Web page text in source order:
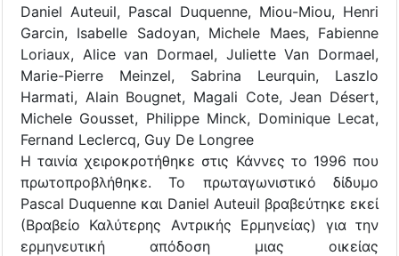
Daniel Auteuil, Pascal Duquenne, Miou-Miou, Henri
Garcin, Isabelle Sadoyan, Michele Maes, Fabienne
Loriaux, Alice van Dormael, Juliette Van Dormael,
Marie-Pierre Meinzel, Sabrina Leurquin, Laszlo
Harmati, Alain Bougnet, Magali Cote, Jean Désert,
Michele Gousset, Philippe Minck, Dominique Lecat,
Fernand Leclercq, Guy De Longree
Η ταινία χειροκροτήθηκε στις Κάννες το 1996 που
πρωτοπροβλήθηκε. Το πρωταγωνιστικό δίδυμο
Pascal Duquenne και Daniel Auteuil βραβεύτηκε εκεί
(Βραβείο Καλύτερης Αντρικής Ερμηνείας) για την
ερμηνευτική απόδοση μιας οικείας